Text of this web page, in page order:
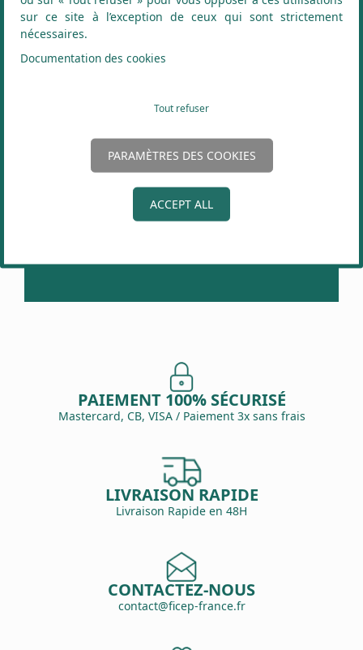
sur ce site à l’exception de ceux qui sont strictement
nécessaires.
Documentation des cookies
PARAMÈTRES DES COOKIES
Tout refuser
ACCEPT ALL
FICEP ESHOP :
OUTILLAGE ELECTROPORTATIF
PROFESSIONNEL &
CONSOMMABLES MACHINES À
PAIEMENT 100% SÉCURISÉ
Mastercard, CB, VISA / Paiement 3x sans frais
LIVRAISON RAPIDE
Livraison Rapide en 48H
CONTACTEZ-NOUS
contact@ficep-france.fr